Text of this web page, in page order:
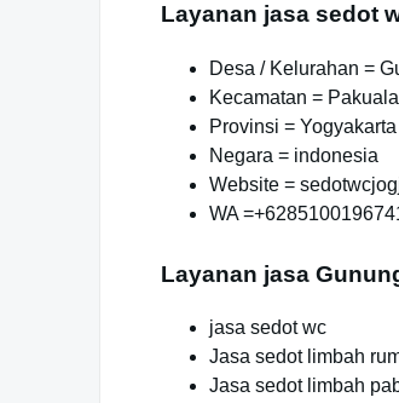
Layanan jasa sedot
Desa / Kelurahan =
Kecamatan =
Provinsi =
Negara = indonesia
Website =
WA
Layanan jasa
jasa sedot wc
Jasa sedot limbah
Jasa sedot limbah